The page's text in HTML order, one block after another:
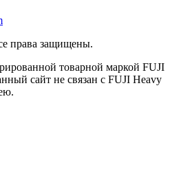
права защищены.
товарной маркой FUJI
сайт не связан с FUJI Heavy